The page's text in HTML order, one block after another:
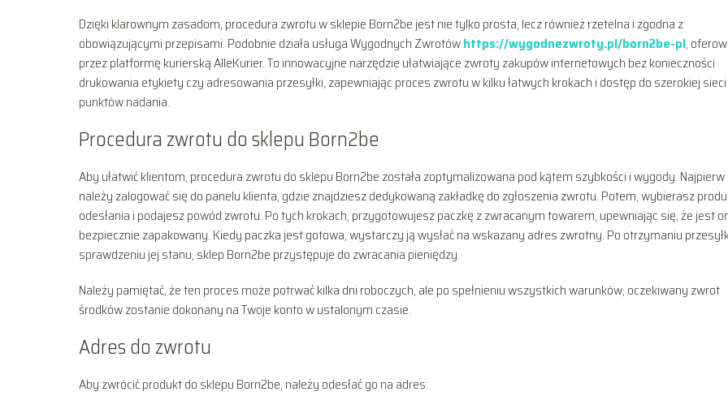
Dzięki klarownym zasadom, procedura zwrotu w sklepie Born2be jest nie tylko prosta, lecz również rzetelna i zgodna z
obowiązującymi przepisami. Podobnie działa usługa Wygodnych Zwrotówhttps://wygodnezwroty.pl/born2be-pl,
przez platformę kurierską AlleKurier. To innowacyjne narzędzie ułatwiające zwroty zakupów internetowych bez konieczności
drukowania etykiety czy adresowania przesyłki, zapewniając proces zwrotu w kilku łatwych krokach i dostęp do szerokiej sieci
punktów nadania.
Procedura zwrotu do sklepu Born2be
Aby ułatwić klientom, procedura zwrotu do sklepu Born2be została zoptymalizowana pod kątem szybkości i wygody. Najpierw
należy zalogować się do panelu klienta, gdzie znajdziesz dedykowaną zakładkę do zgłoszenia zwrotu. Potem, wybierasz
odesłania i podajesz powód zwrotu. Po tych krokach, przygotowujesz paczkę z zwracanym towarem, upewniając się, że jest
bezpiecznie zapakowany. Kiedy paczka jest gotowa, wystarczy ją wysłać na wskazany adres zwrotny. Po otrzymaniu
sprawdzeniu jej stanu, sklep Born2be przystępuje do zwracania pieniędzy.
Należy pamiętać, że ten proces może potrwać kilka dni roboczych, ale po spełnieniu wszystkich warunków, oczekiwany zwrot
środków zostanie dokonany na Twoje konto w ustalonym czasie.
Adres do zwrotu
Aby zwrócić produkt do sklepu Born2be, należy odesłać go na adres: